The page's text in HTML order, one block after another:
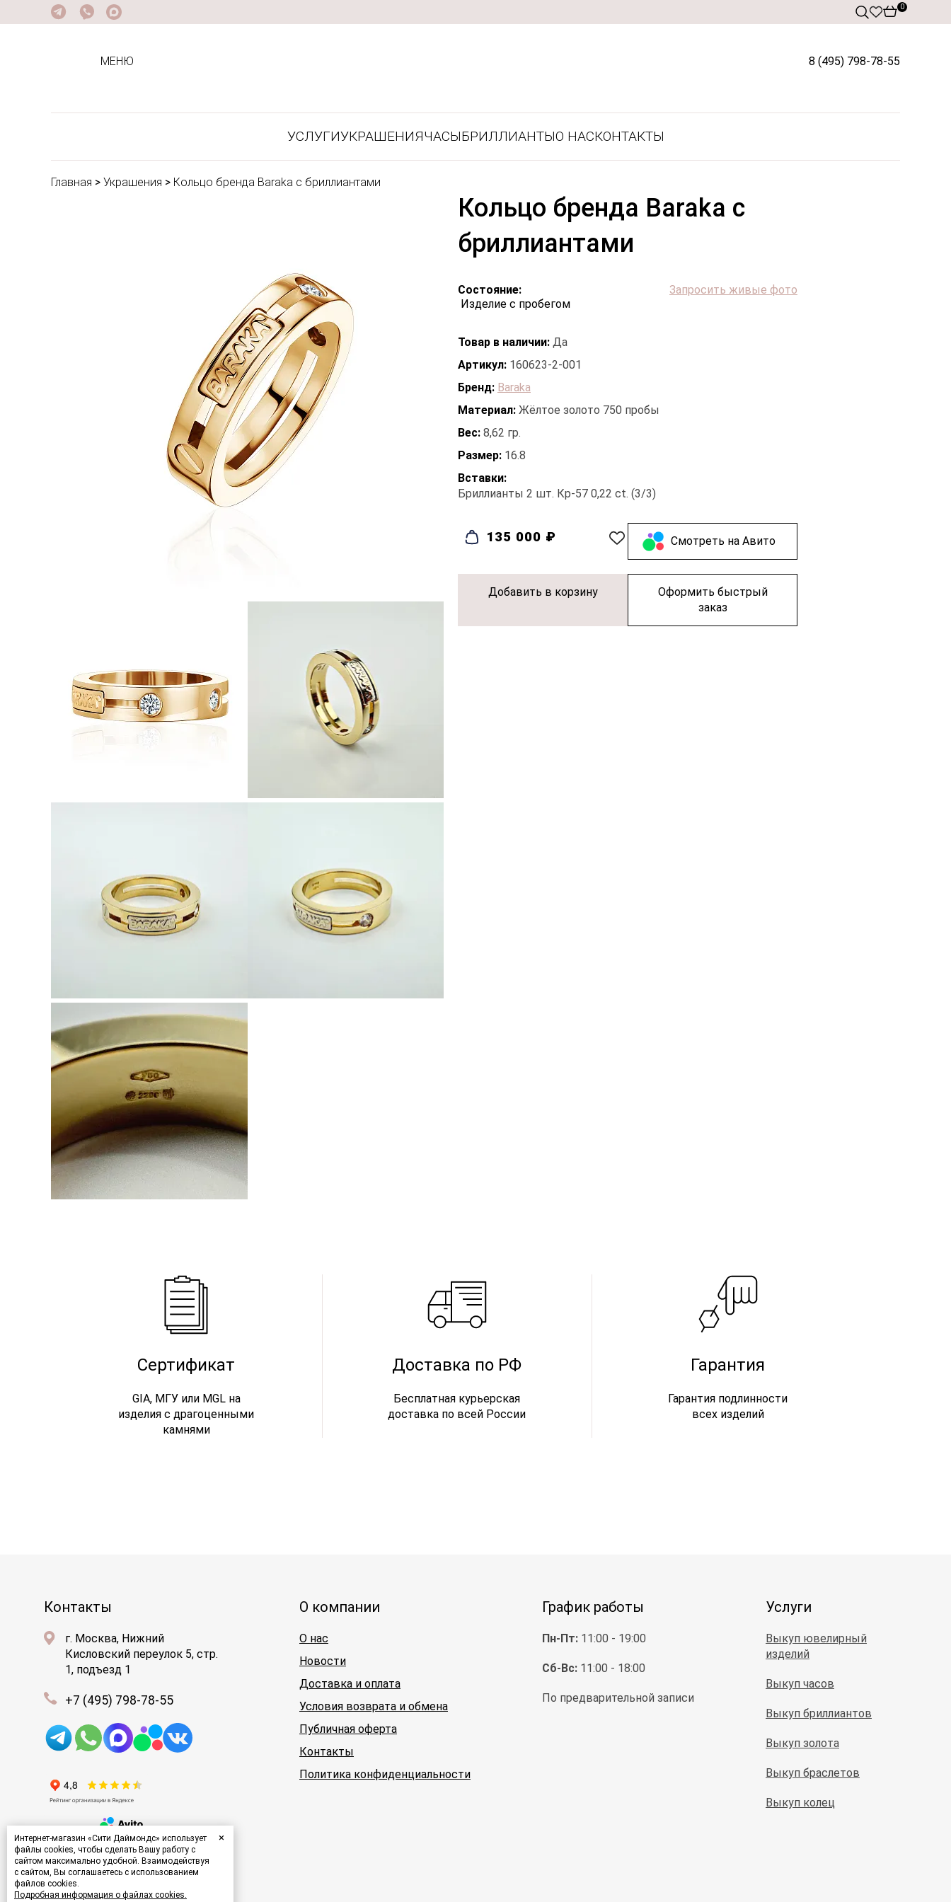
×
Интернет-магазин «Сити Даймондс» использует
файлы cookies, чтобы сделать Вашу работу с
сайтом максимально удобной. Взаимодействуя
с сайтом, Вы соглашаетесь с использованием
файлов cookies.
Подробная информация о файлах cookies.
0
МЕНЮ 8 (495) 798-78-55
УСЛУГИУКРАШЕНИЯЧАСЫБРИЛЛИАНТЫО НАСКОНТАКТЫ
Главная > Украшения > Кольцо бренда Baraka с бриллиантами
Кольцо бренда Baraka с
бриллиантами
Состояние:
Изделие с пробегом
Запросить живые фото
Товар в наличии: Да
Артикул: 160623-2-001
Бренд: Baraka
Материал: Жёлтое золото 750 пробы
Вес: 8,62 гр.
Размер: 16.8
Вставки:
Бриллианты 2 шт. Кр-57 0,22 ct. (3/3)
135 000 ₽ Cмотреть на Авито
Добавить в корзину
Оформить быстрый
заказ
Сертификат
GIA, МГУ или MGL на
изделия с драгоценными
камнями
Доставка по РФ
Бесплатная курьерская
доставка по всей России
Гарантия
Гарантия подлинности
всех изделий
Контакты
г. Москва, Нижний
Кисловский переулок 5, стр.
1, подъезд 1
+7 (495) 798-78-55
О компании
О нас
Новости
Доставка и оплата
Условия возврата и обмена
Публичная оферта
Контакты
Политика конфиденциальности
График работы
Пн-Пт: 11:00 - 19:00
Сб-Вс: 11:00 - 18:00
По предварительной записи
Услуги
Выкуп ювелирный
изделий
Выкуп часов
Выкуп бриллиантов
Выкуп золота
Выкуп браслетов
Выкуп колец